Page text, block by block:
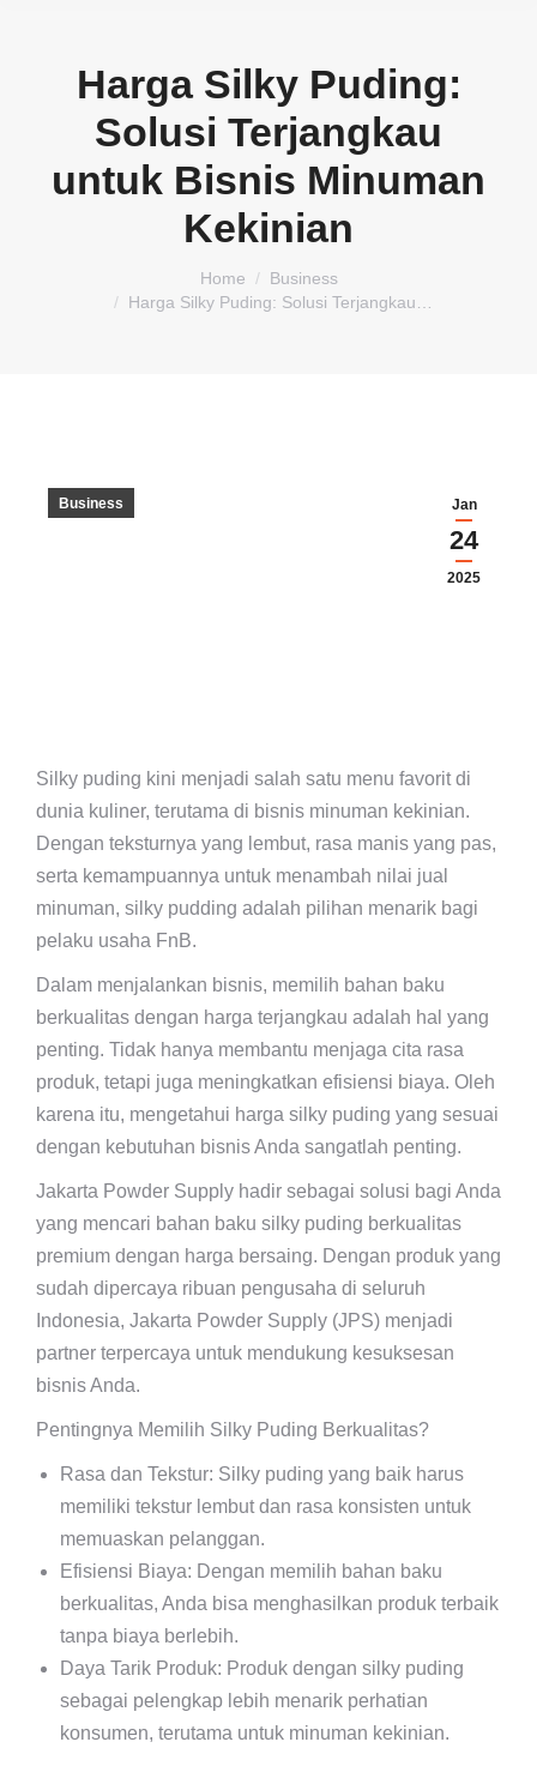
Harga Silky Puding:
Solusi Terjangkau
untuk Bisnis Minuman
Kekinian
Home
Business
Harga Silky Puding: Solusi Terjangkau…
Jan
24
2025
Business
Silky puding kini menjadi salah satu menu favorit di
dunia kuliner, terutama di bisnis minuman kekinian.
Dengan teksturnya yang lembut, rasa manis yang pas,
serta kemampuannya untuk menambah nilai jual
minuman, silky pudding adalah pilihan menarik bagi
pelaku usaha FnB.
Dalam menjalankan bisnis, memilih bahan baku
berkualitas dengan harga terjangkau adalah hal yang
penting. Tidak hanya membantu menjaga cita rasa
produk, tetapi juga meningkatkan efisiensi biaya. Oleh
karena itu, mengetahui harga silky puding yang sesuai
dengan kebutuhan bisnis Anda sangatlah penting.
Jakarta Powder Supply hadir sebagai solusi bagi Anda
yang mencari bahan baku silky puding berkualitas
premium dengan harga bersaing. Dengan produk yang
sudah dipercaya ribuan pengusaha di seluruh
Indonesia, Jakarta Powder Supply (JPS) menjadi
partner terpercaya untuk mendukung kesuksesan
bisnis Anda.
Pentingnya Memilih Silky Puding Berkualitas?
Rasa dan Tekstur: Silky puding yang baik harus
memiliki tekstur lembut dan rasa konsisten untuk
memuaskan pelanggan.
Efisiensi Biaya: Dengan memilih bahan baku
berkualitas, Anda bisa menghasilkan produk terbaik
tanpa biaya berlebih.
Daya Tarik Produk: Produk dengan silky puding
sebagai pelengkap lebih menarik perhatian
konsumen, terutama untuk minuman kekinian.